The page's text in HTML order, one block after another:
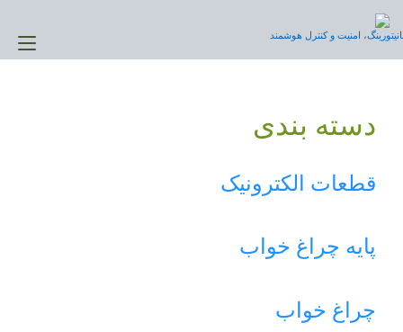
content
امنیت و کنترل هوشمند
دسته بندی
قطعات الکترونیک
پایه چراغ خواب
چراغ خواب